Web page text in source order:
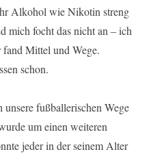
Alkohol wie Nikotin streng
mich focht das nicht an – ich
fand Mittel und Wege.
schon.
fußballerischen Wege
um einen weiteren
jeder in der seinem Alter